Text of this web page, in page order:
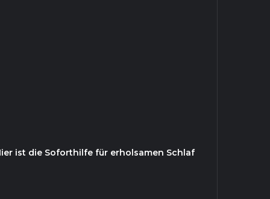
ist die Soforthilfe für erholsamen Schlaf